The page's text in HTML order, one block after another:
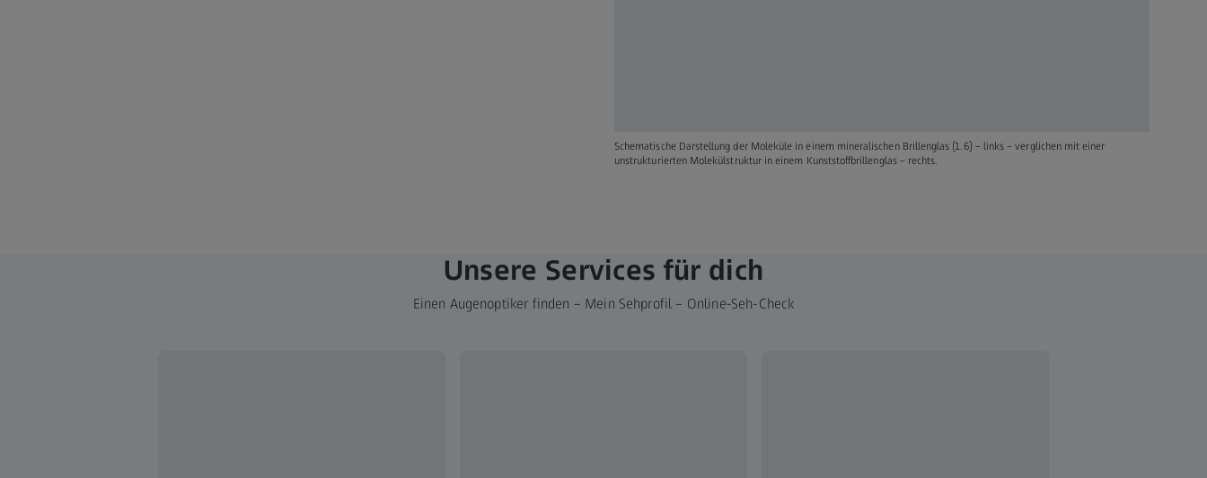
Schematische Darstellung der Moleküle in einem mineralischen Brillenglas (1.6) – links – verglichen mit einer
unstrukturierten Molekülstruktur in einem Kunststoffbrillenglas – rechts.
Unsere Services für dich
Einen Augenoptiker finden – Mein Sehprofil – Online-Seh-Check